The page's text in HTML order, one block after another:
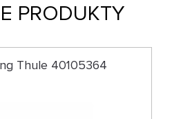
PRODUKTY
Thule 40105364